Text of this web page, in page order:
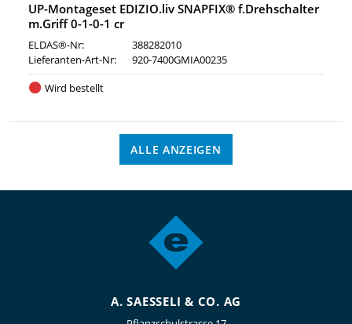
UP-Montageset EDIZIO.liv SNAPFIX® f.Drehschalter
m.Griff 0-1-0-1 cr
ELDAS®-Nr:
388282010
Lieferanten-Art-Nr:
920-7400GMIA00235
Wird bestellt
ALLE ANZEIGEN
A. SAESSELI & CO. AG